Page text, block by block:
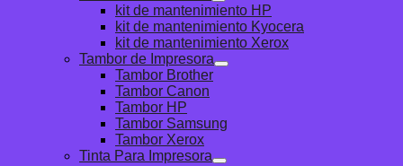
kit de mantenimiento HP
kit de mantenimiento Kyocera
kit de mantenimiento Xerox
Tambor de Impresora
Tambor Brother
Tambor Canon
Tambor HP
Tambor Samsung
Tambor Xerox
Tinta Para Impresora